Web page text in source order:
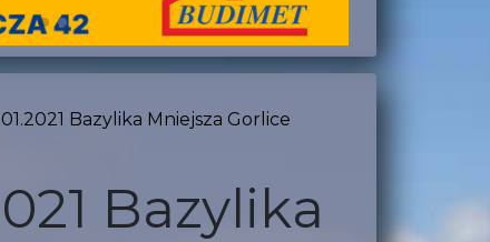
Bazylika Mniejsza Gorlice
Bazylika